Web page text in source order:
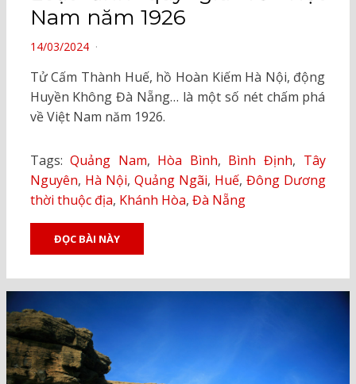
Nam năm 1926
POSTED
14/03/2024
Tử Cấm Thành Huế, hồ Hoàn Kiếm Hà Nội, động
Huyền Không Đà Nẵng… là một số nét chấm phá
về Việt Nam năm 1926.
Tags:Quảng Nam, Hòa Bình, Bình Định, Tây
Nguyên, Hà Nội, Quảng Ngãi, Huế, Đông Dương
thời thuộc địa, Khánh Hòa, Đà Nẵng
ĐỌC BÀI NÀY